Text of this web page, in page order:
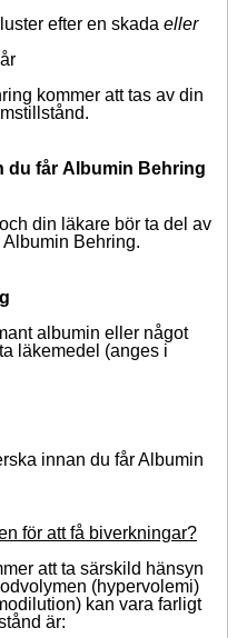
efter en skada eller
kommer att tas av din
du får Albumin Behring
din läkare bör ta del av
Behring.
albumin eller något
läkemedel (anges i
innan du får Albumin
för att få biverkningar?
att ta särskild hänsyn
(hypervolemi)
kan vara farligt
är: